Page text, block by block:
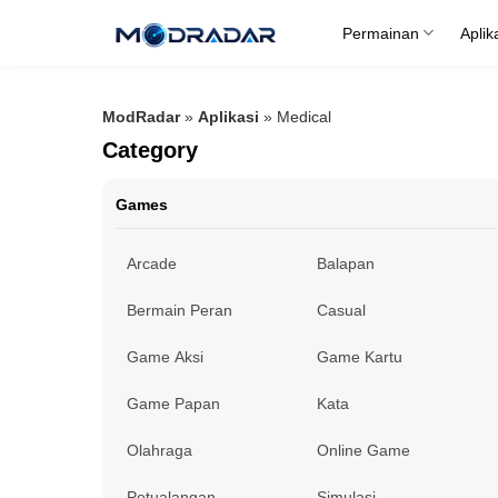
Permainan
ModRadar» Aplikasi » Medical
Category
Games
Arcade Balapan
Bermain Peran Casual
Game Aksi Game Kartu
Game Papan Kata
Olahraga Online Game